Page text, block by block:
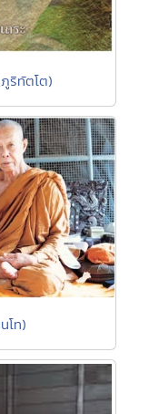
ริทัตโต)
โท)